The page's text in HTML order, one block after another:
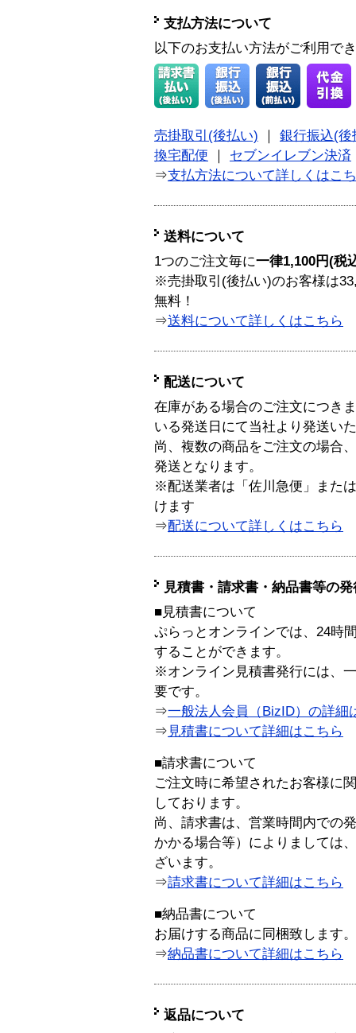
支払方法について
以下のお支払い方法がご利用で
売掛取引(後払い) ｜ 銀行振込(後
換宅配便 ｜ セブンイレブン決済
⇒支払方法について詳しくはこ
送料について
1つのご注文毎に一律1,100円(税
※売掛取引(後払い)のお客様は
無料！
⇒送料について詳しくはこちら
配送について
在庫がある場合のご注文につき
いる発送日にて当社より発送い
尚、複数の商品をご注文の場合
発送となります。
※配送業者は「佐川急便」また
けます
⇒配送について詳しくはこちら
見積書・請求書・納品書等の
■見積書について
ぷらっとオンラインでは、24時
することができます。
※オンライン見積書発行には、
要です。
⇒一般法人会員（BizID）の詳細
⇒ 見積書について詳細はこちら
■請求書について
ご注文時に希望されたお客様に
しております。
尚、請求書は、営業時間内での
かかる場合等）によりましては
ざいます。
⇒請求書について詳細はこちら
■納品書について
お届けする商品に同梱致します。
⇒納品書について詳細はこちら
返品について